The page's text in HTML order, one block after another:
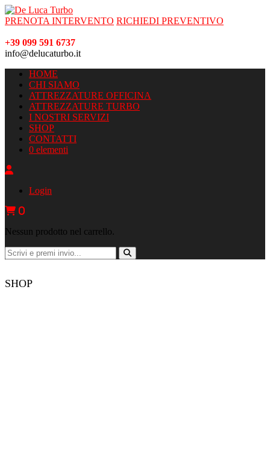
PRENOTA INTERVENTO RICHIEDI PREVENTIVO
+39 099 591 6737
info@delucaturbo.it
HOME
CHI SIAMO
ATTREZZATURE OFFICINA
ATTREZZATURE TURBO
I NOSTRI SERVIZI
SHOP
CONTATTI
0 elementi
Login
0
Nessun prodotto nel carrello.
SHOP